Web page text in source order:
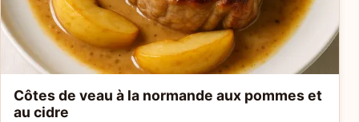
Côtes de veau à la normande aux pommes et
au cidre